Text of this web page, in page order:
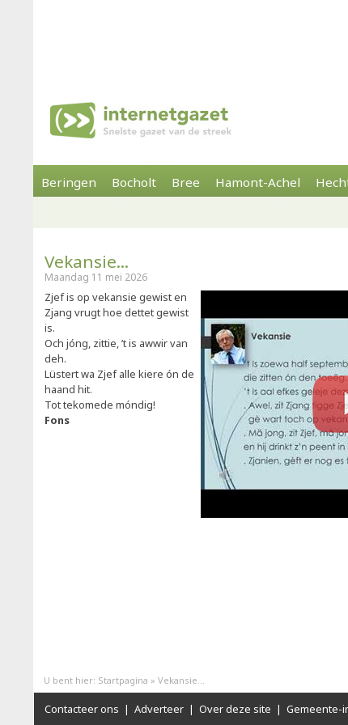
Beringen Bocholt Bree Hamont-Achel
Vekansie...
Maandag 11 mei 2026
Zjef is op vekansie gewist en
Zjang vrugt hoe dettet gewist
is.
Och jóng, zittie, ’t is awwir van
deh.
Lüstert wa Zjef alle kiere ón de
haand hit.
Tot tekomede móndig!
Fons
U bent hier: Startpagina » Vekansie...
Contacteer ons | Adverteer | Over deze site | Gemeente-